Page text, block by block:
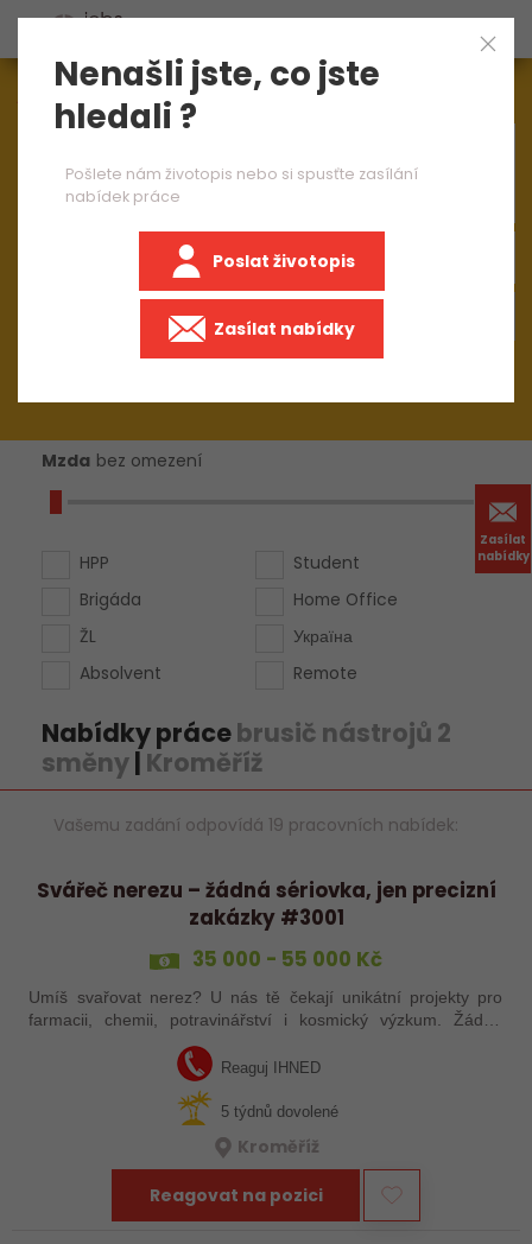
Zasílat
nabídky
Aktuálně1545nabídek práce
Mzda bez omezení
HPP
Brigáda
ŽL
Absolvent
Student
Home Office
Україна
Remote
Nabídky prácebrusič nástrojů 2
směny| Kroměříž
Vašemu zadání odpovídá 19 pracovních nabídek:
Svářeč nerezu – žádná sériovka, jen precizní
zakázky #3001
35 000 - 55 000 Kč
Umíš svařovat nerez? U nás tě čekají unikátní projekty pro
farmacii, chemii, potravinářství i kosmický výzkum. Žádná
rutina, ale precizní práce, která má smysl.
Reaguj IHNED
5 týdnů dovolené
Kroměříž
Reagovat na pozici
Nenašli jste, co jste
hledali ?
Pošlete nám životopis nebo si spusťte zasílání
nabídek práce
Poslat životopis
Zasílat nabídky